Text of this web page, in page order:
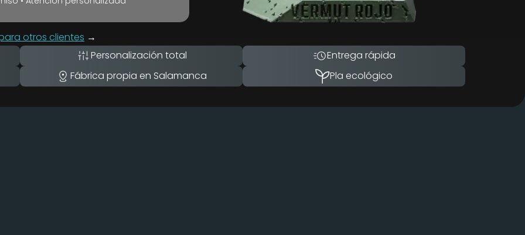
otros clientes →
Personalización total
Entrega rápida
Fábrica propia en Salamanca
Pla ecológico